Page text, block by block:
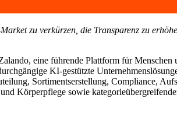
zu verkürzen, die Transparenz zu
eine führende Plattform für
KI-gestützte
Sortimentserstellung, Compliance,
Körperpflege sowie